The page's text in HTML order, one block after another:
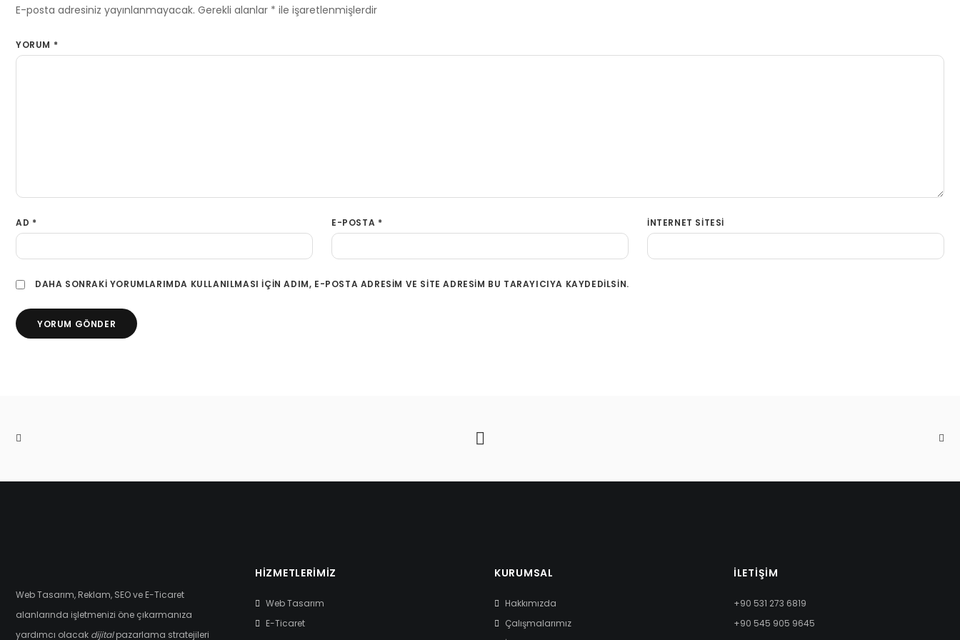
E-posta adresiniz yayınlanmayacak. Gerekli alanlar * ile işaretlenmişlerdir
YORUM *
AD * E-POSTA * İNTERNET SITESI
DAHA SONRAKI YORUMLARIMDA KULLANILMASI IÇIN ADIM, E-POSTA ADRESIM VE SITE ADRESIM BU TARAYICIYA KAYDEDILSIN.
Web Tasarım, Reklam, SEO ve E-Ticaret
alanlarında işletmenizi öne çıkarmanıza
yardımcı olacak dijitalpazarlama stratejileri
HIZMETLERIMIZ
Web Tasarım
E-Ticaret
KURUMSAL
Hakkımızda
Çalışmalarımız
İLETIŞIM
+90 531 273 6819
+90 545 905 9645